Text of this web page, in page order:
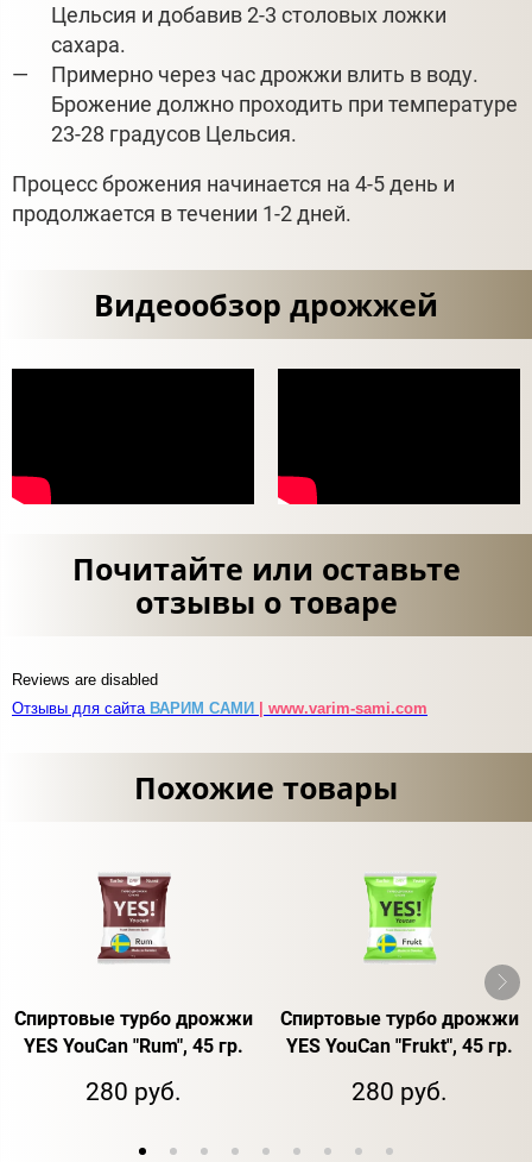
Цельсия и добавив 2-3 столовых ложки
сахара.
Примерно через час дрожжи влить в воду.
Брожение должно проходить при температуре
23-28 градусов Цельсия.
Процесс брожения начинается на 4-5 день и
продолжается в течении 1-2 дней.
Видеообзор дрожжей
Почитайте или оставьте
отзывы о товаре
Reviews are disabled
Отзывы для сайта ВАРИМ САМИ | www.varim-sami.com
Похожие товары
Спиртовые турбо дрожжи
YES YouCan "Rum", 45 гр.
280 руб.
Спиртовые турбо дрожжи
YES YouCan "Frukt", 45 гр.
280 руб.